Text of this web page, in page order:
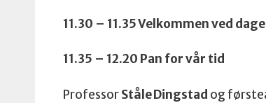
11.30 – 11.35 Velkommen ved
11.35 – 12.20 Pan for vår tid
ProfessorStåle Dingstad og